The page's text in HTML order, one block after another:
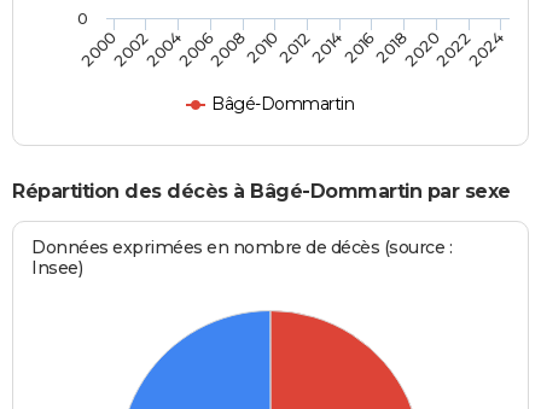
Bâgé-Dommartin
2000200220042006200820102012201420162018202020222024
0
Répartition des décès à Bâgé-Dommartin par sexe
Données exprimées en nombre de décès (source :
Insee)